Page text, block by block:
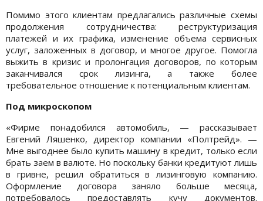
Помимо этого клиентам предлагались различные схемы
продолжения сотрудничества: реструктуризация
платежей и их графика, изменение объема сервисных
услуг, заложенных в договор, и многое другое. Помогла
выжить в кризис и пролонгация договоров, по которым
заканчивался срок лизинга, а также более
требовательное отношение к потенциальным клиентам.
Под микроскопом
«Фирме понадобился автомобиль, — рассказывает
Евгений Ляшенко, директор компании «Полтрейд». —
Мне выгоднее было купить машину в кредит, только если
брать заем в валюте. Но поскольку банки кредитуют лишь
в гривне, решил обратиться в лизинговую компанию.
Оформление договора заняло больше месяца,
потребовалось предоставлять кучу документов.